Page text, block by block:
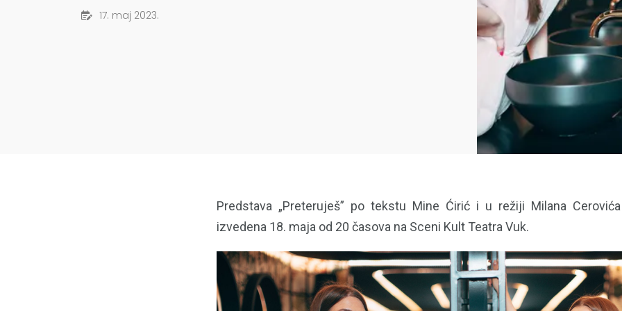
17. maj 2023.
Predstava „Preteruješ” po tekstu Mine Ćirić i u režiji Milana
izvedena 18. maja od 20 časova na Sceni Kult Teatra Vuk.